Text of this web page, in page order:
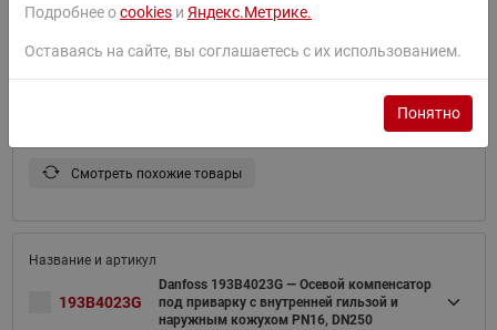
под приварку с внутренней гильзой и
Смотреть похожие товары
193B4023G
Danfoss 193B4023G — Осевой компенсатор
под приварку с внутренней гильзой и
наружным кожухом PN16, DN250
Подробнее оcookies и Яндекс.Метрике.
Оставаясь на сайте, вы соглашаетесь с их использованием.
Понятно